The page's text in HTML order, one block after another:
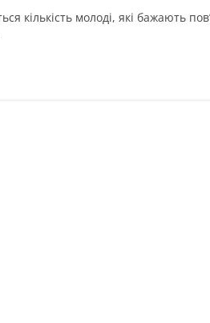
кількість молоді, які бажають